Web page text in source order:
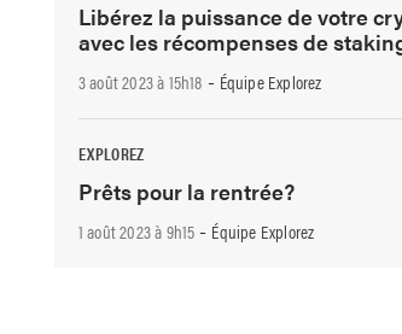
Libérez la puissance de votre
avec les récompenses de
3 août 2023 à 15h18 - Équipe Explorez
EXPLOREZ
Prêts pour la rentrée?
1 août 2023 à 9h15 - Équipe Explorez